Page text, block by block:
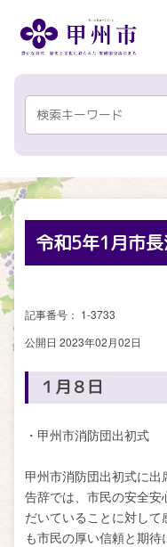
令和5年1月市
記事番号： 1-3733
公開日 2023年02月02日
１月８日
・甲州市消防団出初式
甲州市消防団出初式に出
告辞では、市民の安全
だいていることに対し
も市民の厚い信頼と期